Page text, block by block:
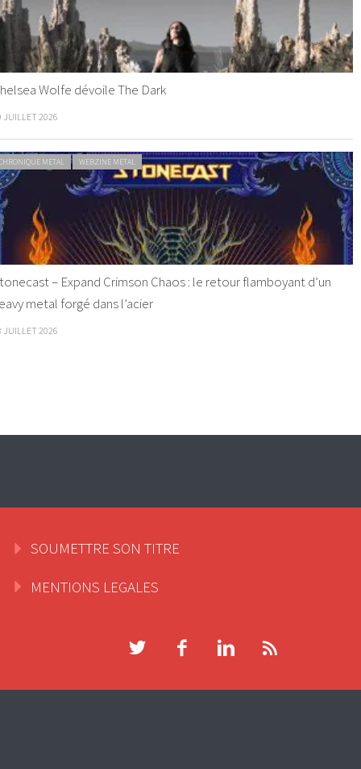
Wolfe dévoile The Dark
JUILLET 2026
METAL WEBZINE METAL
– Expand Crimson Chaos : le retour flamboyant d’un
metal forgé dans l’acier
JUILLET 2026
SOUMETTRE SON TITRE
MENTIONS LEGALES